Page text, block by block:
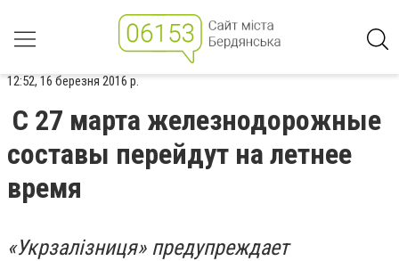
12:52, 16 березня 2016 р.
С 27 марта железнодорожные
составы перейдут на летнее
время
«Укрзалізниця» предупреждает